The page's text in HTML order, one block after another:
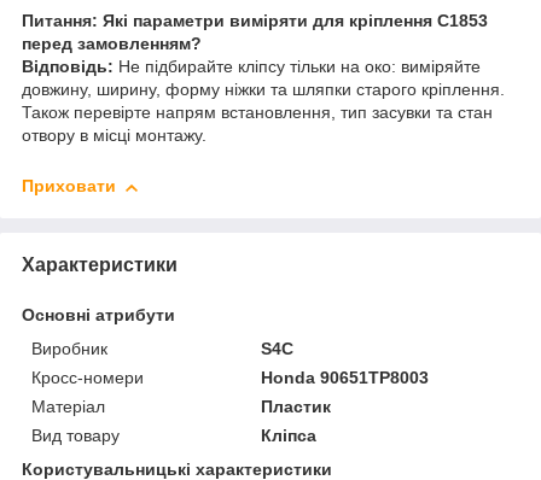
Питання: Які параметри виміряти для кріплення C1853
перед замовленням?
Відповідь: Не підбирайте кліпсу тільки на око: виміряйте
довжину, ширину, форму ніжки та шляпки старого кріплення.
Також перевірте напрям встановлення, тип засувки та стан
отвору в місці монтажу.
Приховати
Характеристики
Основні атрибути
Виробник
S4C
Кросс-номери
Honda 90651TP8003
Матеріал
Пластик
Вид товару
Кліпса
Користувальницькі характеристики